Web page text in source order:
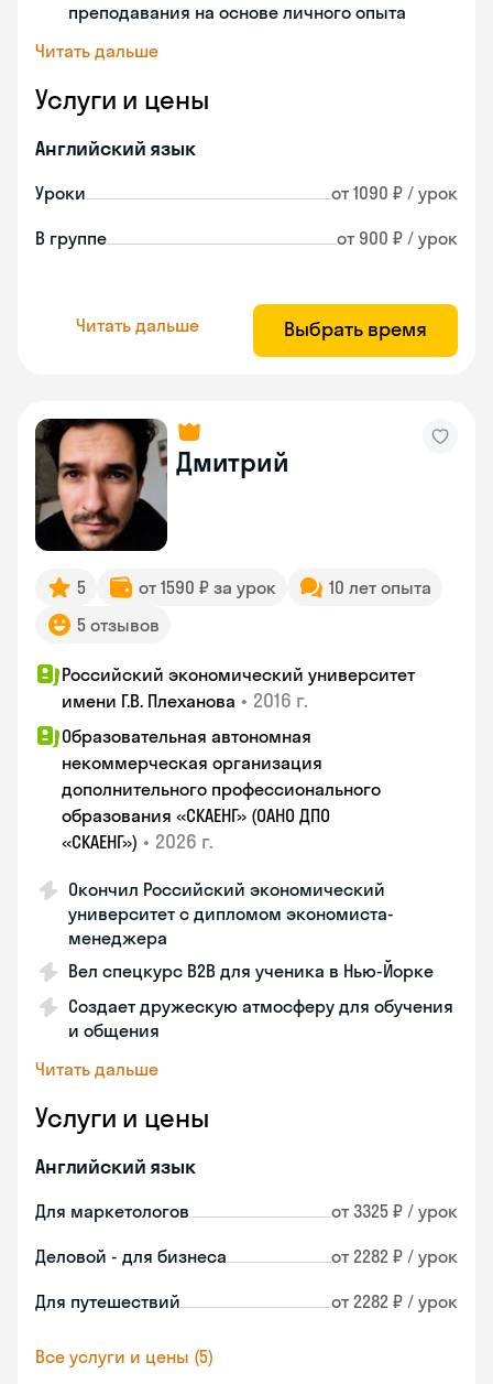
преподавания на основе личного опыта
Читать дальше
Услуги и цены
Английский язык
Уроки от 1090 ₽ / урок
В группе от 900 ₽ / урок
Читать дальше Выбрать время
Дмитрий
5 от 1590 ₽ за урок
10 лет опыта
5 отзывов
Российский экономический университет
имени Г.В. Плеханова • 2016 г.
Образовательная автономная
некоммерческая организация
дополнительного профессионального
образования «СКАЕНГ» (ОАНО ДПО
«СКАЕНГ») • 2026 г.
Окончил Российский экономический
университет с дипломом экономиста-
менеджера
Вел спецкурс B2B для ученика в Нью-Йорке
Создает дружескую атмосферу для обучения
и общения
Читать дальше
Услуги и цены
Английский язык
Для маркетологов от 3325 ₽ / урок
Деловой - для бизнеса от 2282 ₽ / урок
Для путешествий от 2282 ₽ / урок
Все услуги и цены (5)